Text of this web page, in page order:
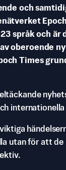
och
språk och är
oberoende
Times
internationella
utan för att de